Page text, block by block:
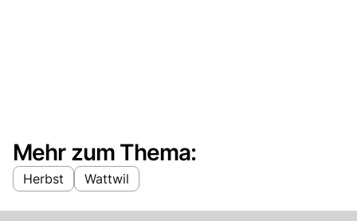
Mehr zum Thema:
Herbst Wattwil